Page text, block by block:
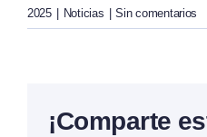
2025
Noticias Sin comentarios
¡Comparte